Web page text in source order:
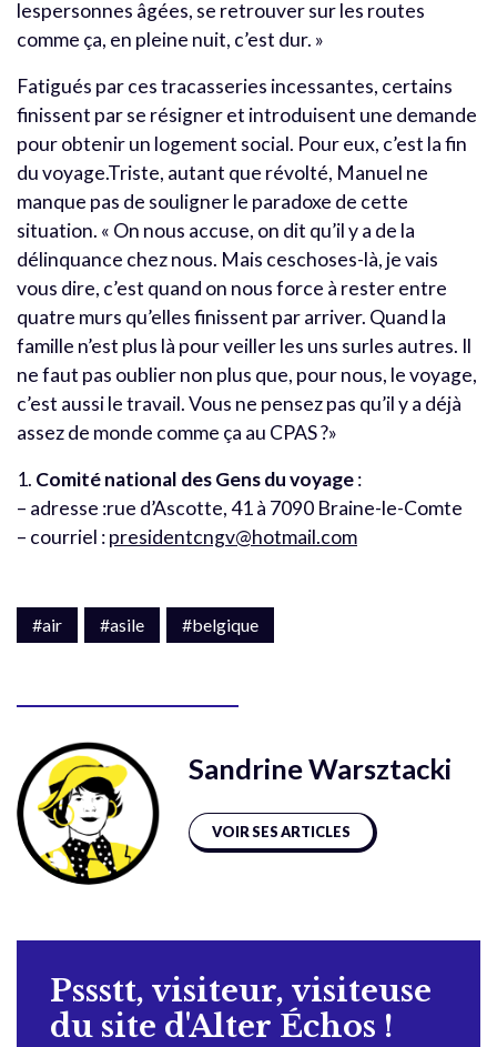
lespersonnes âgées, se retrouver sur les routes
comme ça, en pleine nuit, c’est dur. »
Fatigués par ces tracasseries incessantes, certains
finissent par se résigner et introduisent une demande
pour obtenir un logement social. Pour eux, c’est la fin
du voyage.Triste, autant que révolté, Manuel ne
manque pas de souligner le paradoxe de cette
situation. « On nous accuse, on dit qu’il y a de la
délinquance chez nous. Mais ceschoses-là, je vais
vous dire, c’est quand on nous force à rester entre
quatre murs qu’elles finissent par arriver. Quand la
famille n’est plus là pour veiller les uns surles autres. Il
ne faut pas oublier non plus que, pour nous, le voyage,
c’est aussi le travail. Vous ne pensez pas qu’il y a déjà
assez de monde comme ça au CPAS ?»
1. Comité national des Gens du voyage:
– adresse :rue d’Ascotte, 41 à 7090 Braine-le-Comte
– courriel :presidentcngv@hotmail.com
#air #asile #belgique
Sandrine Warsztacki
VOIR SES ARTICLES
Pssstt, visiteur, visiteuse
du site d'Alter Échos !